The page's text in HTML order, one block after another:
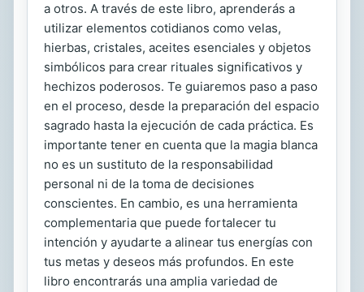
a otros. A través de este libro, aprenderás a
utilizar elementos cotidianos como velas,
hierbas, cristales, aceites esenciales y objetos
simbólicos para crear rituales significativos y
hechizos poderosos. Te guiaremos paso a paso
en el proceso, desde la preparación del espacio
sagrado hasta la ejecución de cada práctica. Es
importante tener en cuenta que la magia blanca
no es un sustituto de la responsabilidad
personal ni de la toma de decisiones
conscientes. En cambio, es una herramienta
complementaria que puede fortalecer tu
intención y ayudarte a alinear tus energías con
tus metas y deseos más profundos. En este
libro encontrarás una amplia variedad de